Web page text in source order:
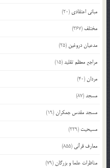
مبانی اعتقادی (20)
مختلف (367)
مدعیان دروغین (25)
مراجع معظم تقلید(15)
مردان(40)
مسجد(87)
مسجد مقدس جمکران(19)
مسیحیت (229)
معارف قرآنی (855)
مناظرات علما و بزرگان(79)